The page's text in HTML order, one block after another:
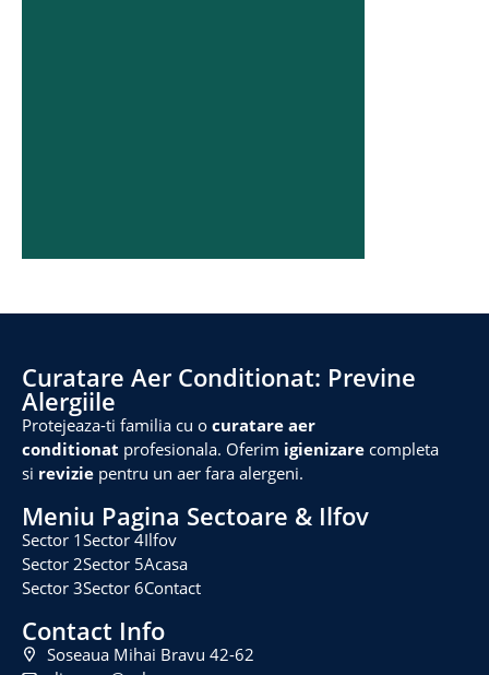
Curatare Aer Conditionat: Previne
Alergiile
Protejeaza-ti familia cu o curatare aer
conditionat profesionala. Oferim igienizare completa
si revizie pentru un aer fara alergeni.
Meniu Pagina Sectoare & Ilfov
Sector 1
Sector 2
Sector 3
Sector 4
Sector 5
Sector 6
Ilfov
Acasa
Contact
Contact Info
Soseaua Mihai Bravu 42-62